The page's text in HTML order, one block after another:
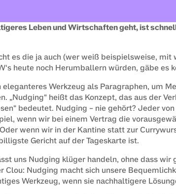
Leben und Wirtschaften geht, ist
es die ja auch (wer weiß beispielsweise, mit
heute noch Herumballern würden, gäbe es
Werkzeug als Paragraphen, um
„Nudging“ heißt das Konzept, das aus der
bedeutet. Nudging – nie gehört? Jeder
wenn wir bei einem Vertrag die
wenn wir in der Kantine statt zur
Gericht auf der Tageskarte ist.
uns Nudging klüger handeln, ohne dass wir
Clou: Nudging macht sich unsere
Werkzeug, wenn sie nachhaltigere